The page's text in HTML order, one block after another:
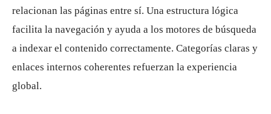
relacionan las páginas entre sí. Una estructura lógica
facilita la navegación y ayuda a los motores de búsqueda
a indexar el contenido correctamente. Categorías claras y
enlaces internos coherentes refuerzan la experiencia
global.